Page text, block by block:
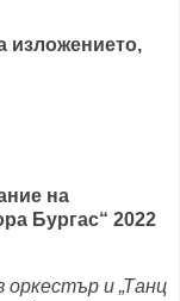
изложението,
на
Бургас“ 2022
оркестър и „Танц